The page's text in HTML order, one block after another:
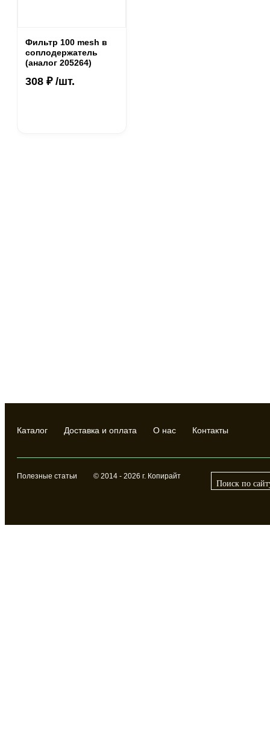
Фильтр 100 mesh в
соплодержатель
(аналог 205264)
308 ₽ /шт.
Каталог Доставка и оплата О нас Контакты
Полезные статьи © 2014 - 2026 г. Копирайт